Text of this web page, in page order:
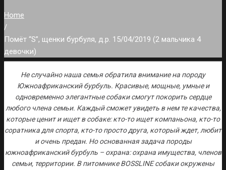
Home
/
Помёт “S”, щенки бурбуля, д.р. 15/04/2019 (2 мальчика 4
девочки)
Не случайно наша семья обратила внимание на породу
Южноафриканский бурбуль. Красивые, мощные, умные и
одновременно элегантные собаки смогут покорить сердце
любого члена семьи. Каждый сможет увидеть в нем те качества,
которые ценит и ищет в собаке: кто-то ищет компаньона, кто-то
соратника для спорта, кто-то просто друга, который ждет, любит
и очень предан. Но основанная задача породы
южноафриканский бурбуль – охрана: охрана имущества, членов
семьи, территории. В питомнике BOSSLINE собаки окружены